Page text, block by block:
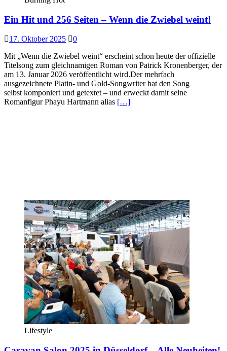
Ein Hit und 256 Seiten – Wenn die Zwiebel weint!
17. Oktober 2025
0
Mit „Wenn die Zwiebel weint“ erscheint schon heute der offizielle
Titelsong zum gleichnamigen Roman von Patrick Kronenberger, der
am 13. Januar 2026 veröffentlicht wird.Der mehrfach
ausgezeichnete Platin- und Gold-Songwriter hat den Song
selbst komponiert und getextet – und erweckt damit seine
Romanfigur Phayu Hartmann alias […]
Lifestyle